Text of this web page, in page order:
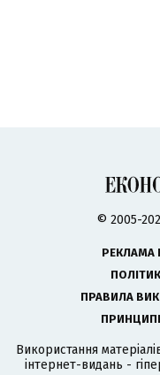
© 2005-
РЕКЛАМА
ПРАВИЛА
Використання
інтернет-видань -